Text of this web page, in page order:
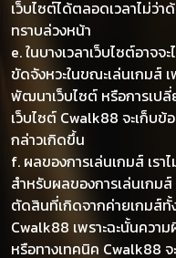
เว็บไซต์ได้ตลอดเวลาไม่ว่
ทราบล่วงหน้า
e. ในบางเวลาเว็บไซต์อาจ
ขัดจังหวะในขณะเล่นเกมส์
พัฒนาเว็บไซต์ หรือการเป
เว็บไซต์ Cwalk88 จะเก็บ
กล่าวเกิดขึ้น
f. ผลของการเล่นเกมส์ เร
สำหรับผลของการเล่นเกม
ตัดสินที่เกิดจากค่ายเกมส์
Cwalk88 เพราะฉะนั้นคว
หรือทางเทคนิค Cwalk88